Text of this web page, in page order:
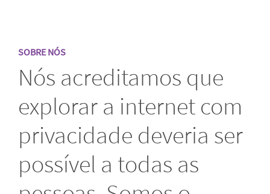
SOBRE NÓS
Nós acreditamos que
explorar a internet com
privacidade deveria ser
possível a todas as